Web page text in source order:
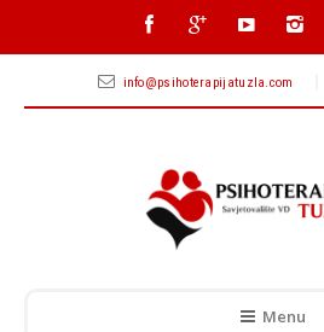
info@psihoterapijatuzla.com
Menu